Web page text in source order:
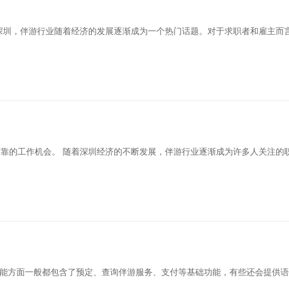
，伴游行业随着经济的发展逐渐成为一个热门话题。对于求职者和雇主而
的工作机会。 随着深圳经济的不断发展，伴游行业逐渐成为许多人关注的
方面一般都包含了预定、查询伴游服务、支付等基础功能，有些还会提供